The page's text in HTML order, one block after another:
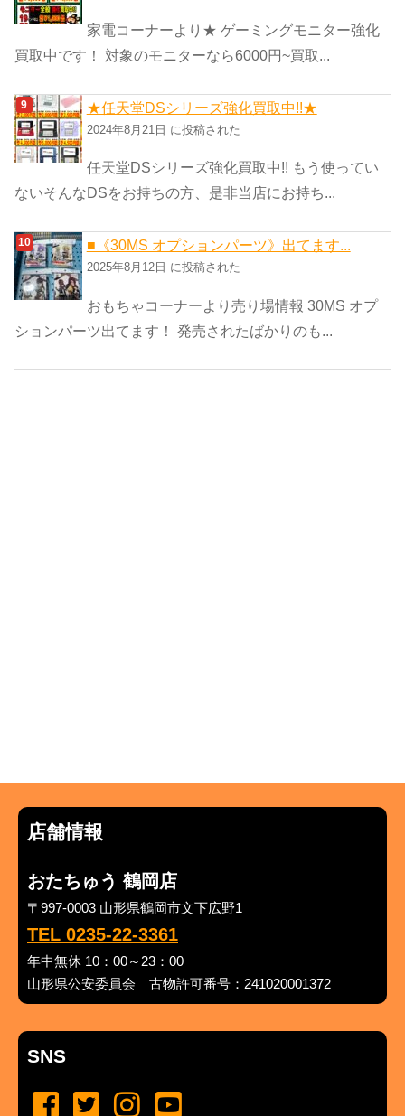
家電コーナーより★ ゲーミングモニター強化
買取中です！ 対象のモニターなら6000円~買取...
★任天堂DSシリーズ強化買取中!!★
2024年8月21日 に投稿された
任天堂DSシリーズ強化買取中!! もう使ってい
ないそんなDSをお持ちの方、是非当店にお持ち...
■《30MS オプションパーツ》出てます...
2025年8月12日 に投稿された
おもちゃコーナーより売り場情報 30MS オプ
ションパーツ出てます！ 発売されたばかりのも...
店舗情報
おたちゅう 鶴岡店
〒997-0003 山形県鶴岡市文下広野1
TEL 0235-22-3361
年中無休 10：00～23：00
山形県公安委員会 古物許可番号：241020001372
SNS